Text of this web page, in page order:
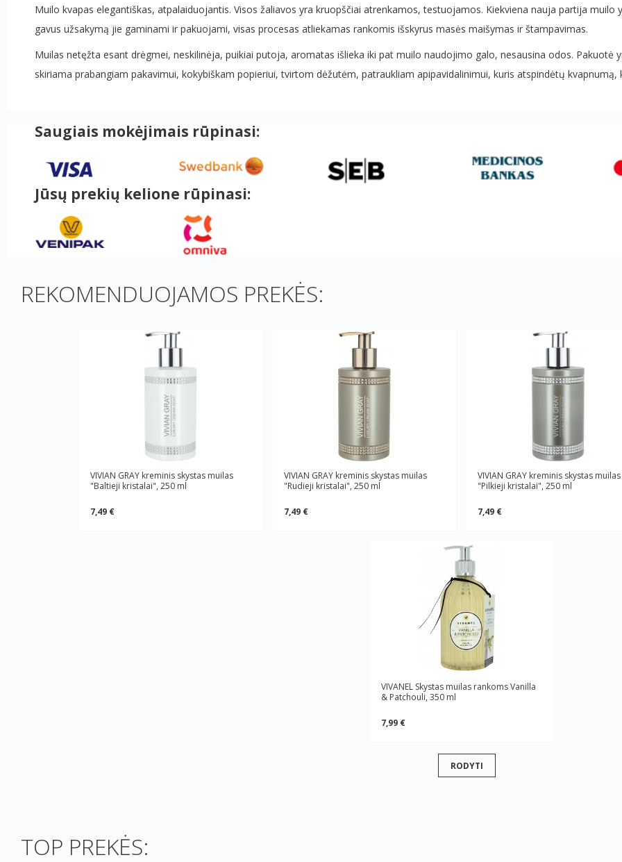
Muilo kvapas elegantiškas, atpalaiduojantis. Visos žaliavos yra kruopščiai atrenkamos, testuojamos. Kiekviena nauja partija
gavus užsakymą jie gaminami ir pakuojami, visas procesas atliekamas rankomis išskyrus masės maišymas ir štampavimas.
Muilas netęžta esant drėgmei, neskilinėja, puikiai putoja, aromatas išlieka iki pat muilo naudojimo galo, nesausina odos.
skiriama prabangiam pakavimui, kokybiškam popieriui, tvirtom dėžutėm, patraukliam apipavidalinimui, kuris atspindėtų
Saugiais mokėjimais rūpinasi:
Jūsų prekių kelione rūpinasi:
REKOMENDUOJAMOS PREKĖS:
VIVIAN GRAY kreminis skystas muilas
"Baltieji kristalai", 250 ml
7,49 €
VIVIAN GRAY kreminis skystas muilas
"Rudieji kristalai", 250 ml
7,49 €
VIVIAN GRAY kreminis skystas muilas
"Pilkieji kristalai", 250 ml
7,49 €
VIVANEL Skystas muilas rankoms Vanilla
& Patchouli, 350 ml
7,99 €
RODYTI
TOP PREKĖS: